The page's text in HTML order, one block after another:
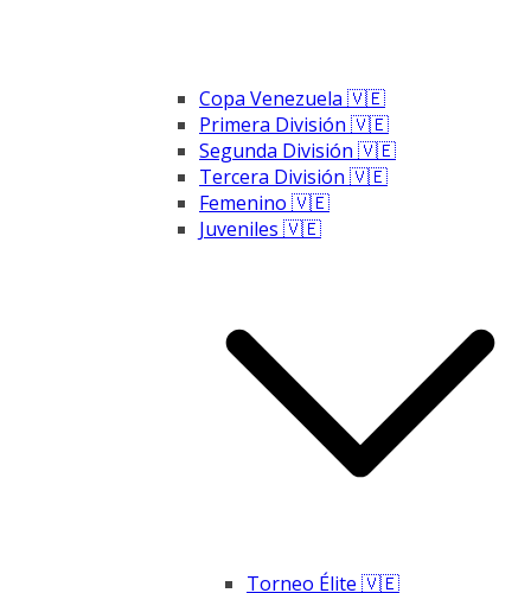
Copa Venezuela 🇻🇪
Primera División 🇻🇪
Segunda División 🇻🇪
Tercera División 🇻🇪
Femenino 🇻🇪
Juveniles 🇻🇪
Torneo Élite 🇻🇪